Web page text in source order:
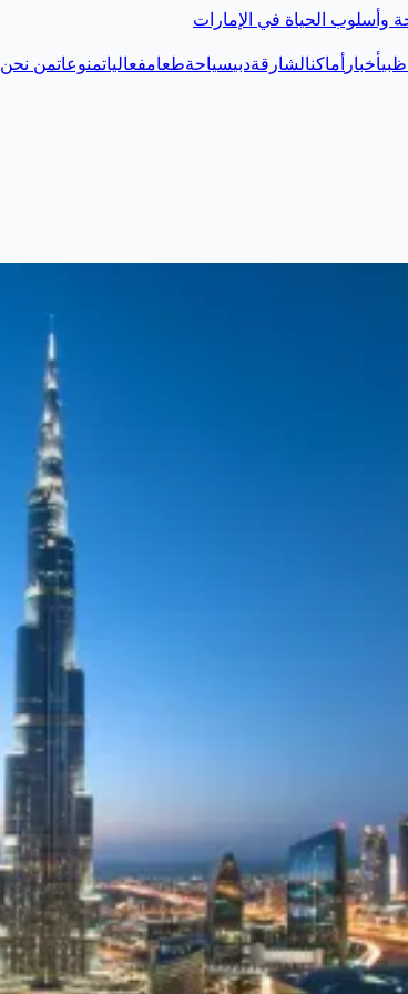
وأسلوب الحياة في الإمارات
ظبيأخبار أماكنالشارقةدبيسياحةطعامفعالياتمنوعاتمن نحن